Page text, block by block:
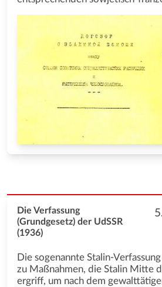
Die Verfassung
(Grundgesetz) der UdSSR
(1936)
Die sogenannte Stalin-
zu Maßnahmen, die Stalin Mitte
ergriff, um nach dem